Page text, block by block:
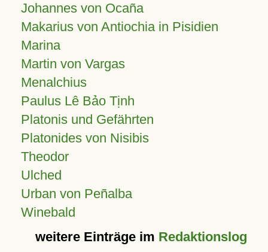
Johannes von Ocaña
Makarius von Antiochia in Pisidien
Marina
Martin von Vargas
Menalchius
Paulus Lê Bảo Tịnh
Platonis und Gefährten
Platonides von Nisibis
Theodor
Ulched
Urban von Peñalba
Winebald
weitere Einträge im Redaktionslog